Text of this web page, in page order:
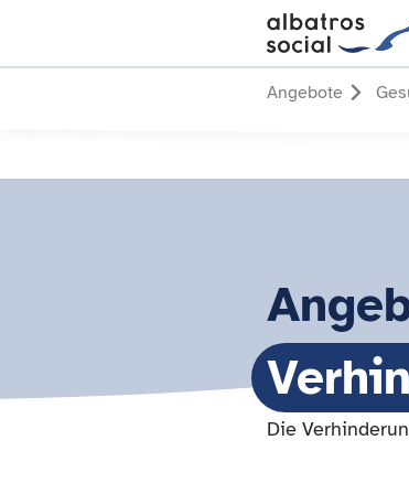
Angebote
Die